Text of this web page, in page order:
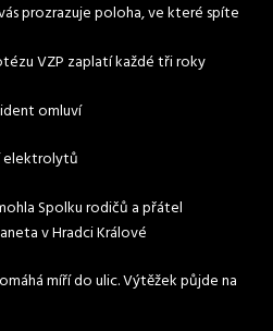
prozrazuje poloha, ve které spíte
VZP zaplatí každé tři roky
omluví
elektrolytů
Spolku rodičů a přátel
v Hradci Králové
míří do ulic. Výtěžek půjde na